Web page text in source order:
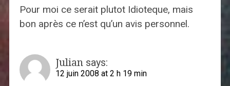
Pour moi ce serait plutot Idioteque, mais
bon après ce n’est qu’un avis personnel.
Julian says:
12 juin 2008 at 2 h 19 min